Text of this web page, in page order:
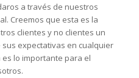
a través de nuestros
Creemos que esta es la
clientes y no clientes un
expectativas en cualquier
lo importante para el